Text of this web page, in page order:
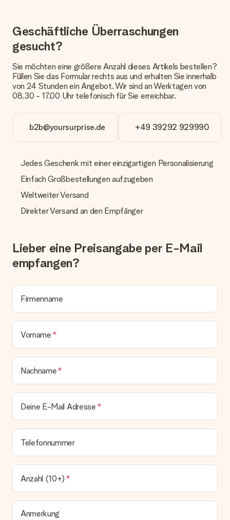
Derzeit können wir (noch) keine verschiedenen Lieferoptionen
anbieten. Das Geschenk, das bestellt wird, wird als Paket oder
Päckchen versendet. Möchtest du wissen, ob es als Paket
Kundenservice.
Zahlung
Wir bieten die folgenden Zahlungsoptionen an: Vorauskasse
mit normaler Überweisung, Sofortüberweisung, Paypal,
Kreditkarte oder auf Rechnung über Klarna. Bei einer
manuellen Überweisung verlängert sich die Lieferzeit des
Geschenk empfangen
Was, wenn das Geschenk meine Erwartungen nicht
erfüllt?
Sollte das Geschenk wider Erwarten deine Erwartungen nicht
Wird die Rechnung mit der Bestellung mitverschickt?
Alle Lieferungen erfolgen ohne Rechnung und/oder
zeitgleich mit der Bestätigungsmail und kannst sie jederzeit in
deinem MySurprise Account einsehen. Du kannst das
Geschäftliche Überraschungen
gesucht?
Sie möchten eine größere Anzahl dieses Artikels bestellen?
Füllen Sie das Formular rechts aus und erhalten Sie innerhalb
von 24 Stunden ein Angebot. Wir sind an Werktagen von
08.30 - 17.00 Uhr telefonisch für Sie erreichbar.
b2b@yoursurprise.de +49 39292 929990
Jedes Geschenk mit einer einzigartigen Personalisierung
Einfach Großbestellungen aufzugeben
Weltweiter Versand
Direkter Versand an den Empfänger
Lieber eine Preisangabe per E-Mail
empfangen?
Firmenname
Vorname
Nachname
Deine E-Mail Adresse
Telefonnummer
Anzahl (10+)
Anmerkung